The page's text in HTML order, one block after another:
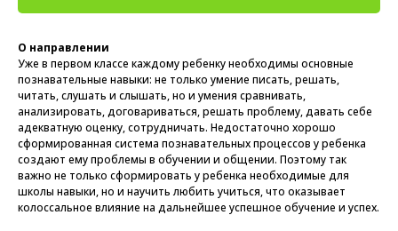
О направлении
Уже в первом классе каждому ребенку необходимы основные
познавательные навыки: не только умение писать, решать,
читать, слушать и слышать, но и умения сравнивать,
анализировать, договариваться, решать проблему, давать себе
адекватную оценку, сотрудничать. Недостаточно хорошо
сформированная система познавательных процессов у ребенка
создают ему проблемы в обучении и общении. Поэтому так
важно не только сформировать у ребенка необходимые для
школы навыки, но и научить любить учиться, что оказывает
колоссальное влияние на дальнейшее успешное обучение и успех.